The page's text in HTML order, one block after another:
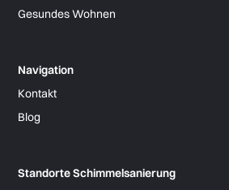
Gesundes Wohnen
Navigation
Kontakt
Blog
Standorte Schimmelsanierung